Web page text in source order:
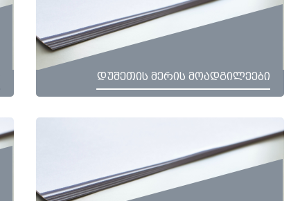
დუშეთის მერის მოადგილეები